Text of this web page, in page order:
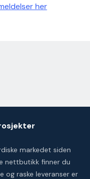
her
markedet siden
nettbutikk finner du
og raske leveranser er